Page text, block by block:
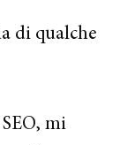
di qualche
mi